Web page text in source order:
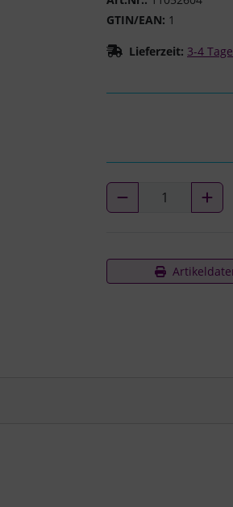
GTIN/EAN: 1
Lieferzeit: 3-4 Tage